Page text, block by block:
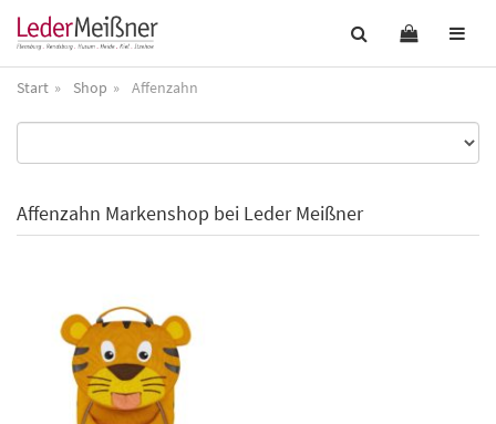
Start Shop Affenzahn
Affenzahn Markenshop bei Leder Meißner